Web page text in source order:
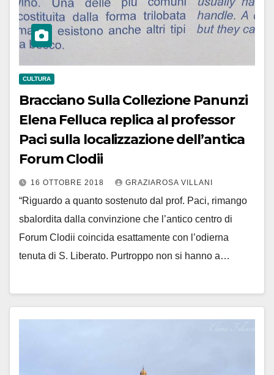
CULTURA
Bracciano Sulla Collezione Panunzi
Elena Felluca replica al professor
Paci sulla localizzazione dell’antica
Forum Clodii
16 OTTOBRE 2018 GRAZIAROSA VILLANI
“Riguardo a quanto sostenuto dal prof. Paci, rimango
sbalordita dalla convinzione che l’antico centro di
Forum Clodii coincida esattamente con l’odierna
tenuta di S. Liberato. Purtroppo non si hanno a…